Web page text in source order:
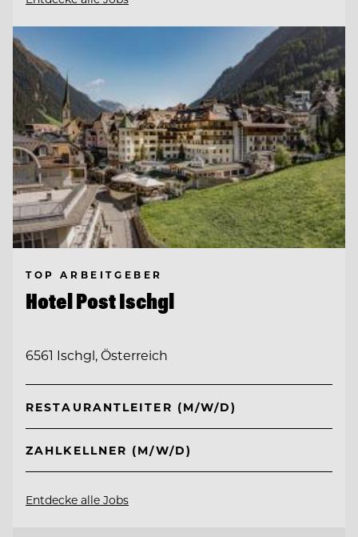
TOP ARBEITGEBER
Hotel Post Ischgl
6561 Ischgl, Österreich
RESTAURANTLEITER (M/W/D)
ZAHLKELLNER (M/W/D)
Entdecke alle Jobs